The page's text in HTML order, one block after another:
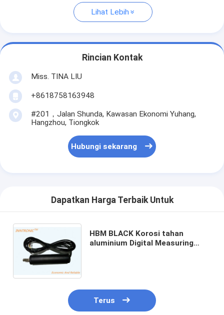
Lihat Lebih
Rincian Kontak
Miss. TINA LIU
+8618758163948
#201，Jalan Shunda, Kawasan Ekonomi Yuhang,
Hangzhou, Tiongkok
Hubungi sekarang
Dapatkan Harga Terbaik Untuk
HBM BLACK Korosi tahan
aluminium Digital Measuring
Terus